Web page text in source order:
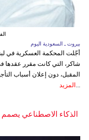
بيروت ـ السعودية اليوم
أجّلت المحكمة العسكرية في
المقبل، دون إعلان أسباب
المزيد
الذكاء الاصطناعي يصمم